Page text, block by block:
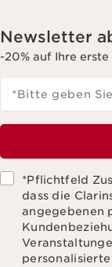
Newsletter
-20% auf Ihre
*Bitte geben
*Pflichtfeld
dass die
angegebenen